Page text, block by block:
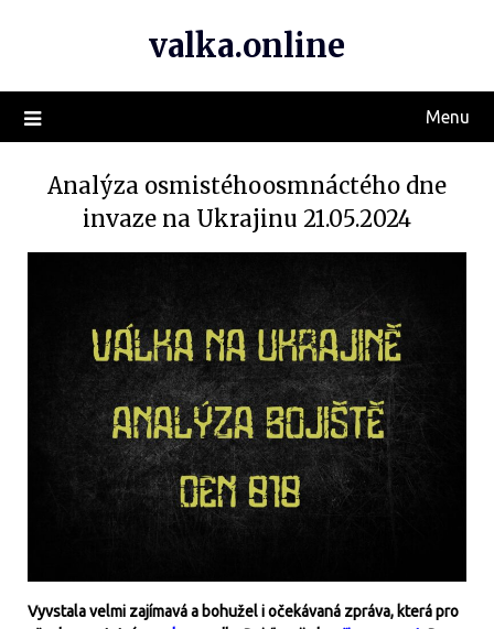
valka.online
Menu
Analýza osmistéhoosmnáctého dne
invaze na Ukrajinu 21.05.2024
Vyvstala velmi zajímavá a bohužel i očekávaná zpráva, která pro